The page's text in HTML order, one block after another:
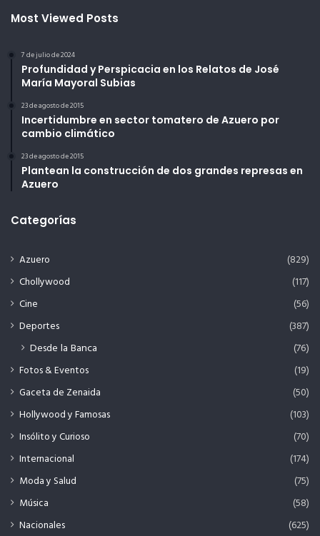
Most Viewed Posts
7 de julio de 2024
Profundidad y Perspicacia en los Relatos de José
María Mayoral Subias
23 de agosto de 2015
Incertidumbre en sector tomatero de Azuero por
cambio climático
23 de agosto de 2015
Plantean la construcción de dos grandes represas en
Azuero
Categorías
Azuero
(829)
Chollywood
(117)
Cine
(56)
Deportes
(387)
Desde la Banca (76)
Fotos & Eventos
(19)
Gaceta de Zenaida
(50)
Hollywood y Famosas
(103)
Insólito y Curioso
(70)
Internacional
(174)
Moda y Salud
(75)
Música
(58)
Nacionales
(625)